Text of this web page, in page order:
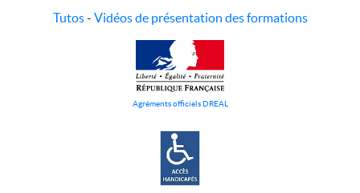
Tutos- Vidéos de présentation des formations
Agréments officiels DREAL